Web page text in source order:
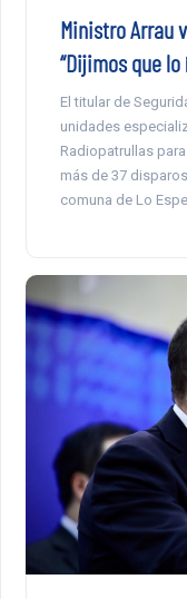
Ministro Arrau
“Dijimos que
El titular de
unidades
Radiopatrullas
más de 37
comuna de Lo